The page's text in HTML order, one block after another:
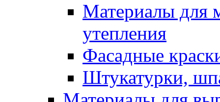
Материалы для
утепления
Фасадные
Штукатурки,